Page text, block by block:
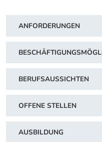
ANFORDERUNGEN
BERUFSAUSSICHTEN
OFFENE STELLEN
AUSBILDUNG